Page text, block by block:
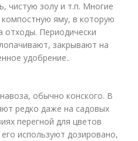
чистую золу и т.п. Многие
яму, в которую
отходы. Периодически
закрывают на
удобрение..
обычно конского. В
редко даже на садовых
перегной для цветов
используют дозировано,